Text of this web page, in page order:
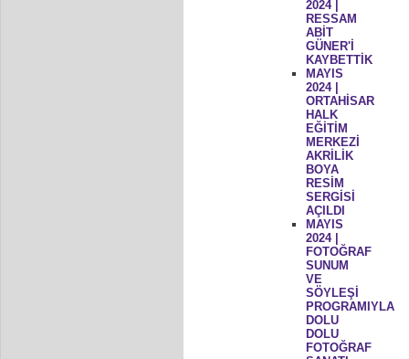
2024 |
RESSAM
ABİT
GÜNER'İ
KAYBETTİK
MAYIS
2024 |
ORTAHİSAR
HALK
EĞİTİM
MERKEZİ
AKRİLİK
BOYA
RESİM
SERGİSİ
AÇILDI
MAYIS
2024 |
FOTOĞRAF
SUNUM
VE
SÖYLEŞİ
PROGRAMIYLA
DOLU
DOLU
FOTOĞRAF